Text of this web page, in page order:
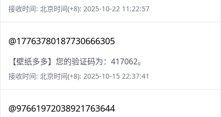
接收时间: 北京时间(+8): 2025-10-22 11:22:57
@17763780187730666305
【壁纸多多】您的验证码为：417062。
接收时间: 北京时间(+8): 2025-10-15 22:37:41
@97661972038921763644